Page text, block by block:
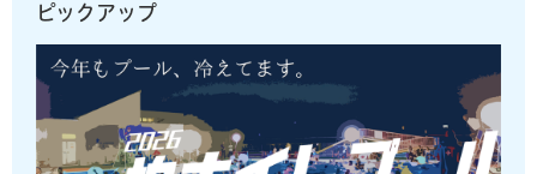
ピックアップ